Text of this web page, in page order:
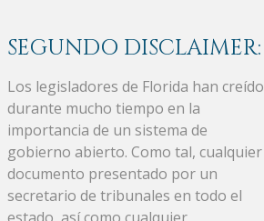
SEGUNDO DISCLAIMER:
Los legisladores de Florida han creído
durante mucho tiempo en la
importancia de un sistema de
gobierno abierto. Como tal, cualquier
documento presentado por un
secretario de tribunales en todo el